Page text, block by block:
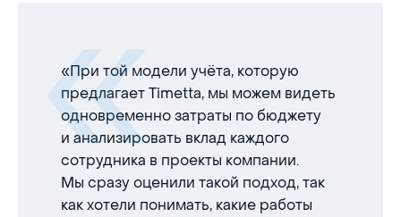
«При той модели учёта, которую
предлагает Timetta, мы можем видеть
одновременно затраты по бюджету
и анализировать вклад каждого
сотрудника в проекты компании.
Мы сразу оценили такой подход, так
как хотели понимать, какие работы